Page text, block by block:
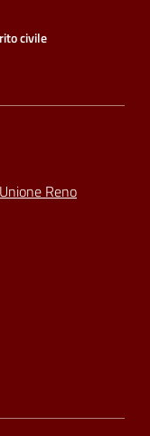
civile
Reno